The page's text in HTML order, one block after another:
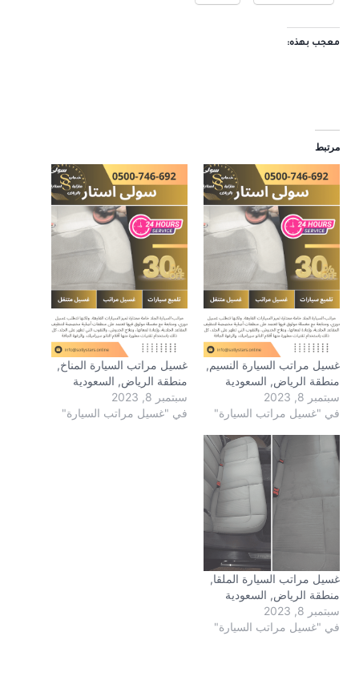
معجب بهذه:
مرتبط
غسيل مراتب السيارة النسيم,
منطقة الرياض, السعودية
سبتمبر 8, 2023
في "غسيل مراتب السيارة"
غسيل مراتب السيارة المناخ,
منطقة الرياض, السعودية
سبتمبر 8, 2023
في "غسيل مراتب السيارة"
غسيل مراتب السيارة الملقا,
منطقة الرياض, السعودية
سبتمبر 8, 2023
في "غسيل مراتب السيارة"